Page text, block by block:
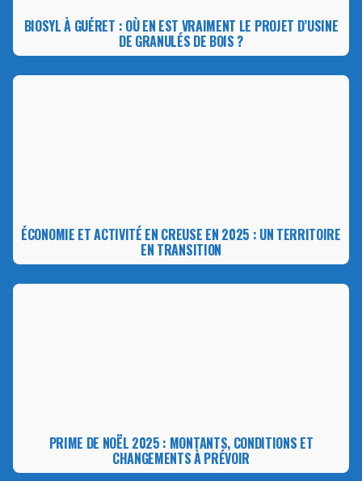
BIOSYL À GUÉRET : OÙ EN EST VRAIMENT LE PROJET D’USINE
DE GRANULÉS DE BOIS ?
ÉCONOMIE ET ACTIVITÉ EN CREUSE EN 2025 : UN TERRITOIRE
EN TRANSITION
PRIME DE NOËL 2025 : MONTANTS, CONDITIONS ET
CHANGEMENTS À PRÉVOIR